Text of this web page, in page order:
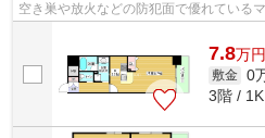
空き巣や放火などの防犯面で優れている
7.8万円
敷金 0
3階 /